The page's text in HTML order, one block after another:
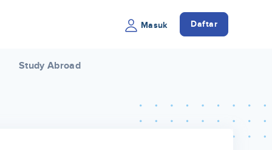
Masuk Daftar
Study Abroad